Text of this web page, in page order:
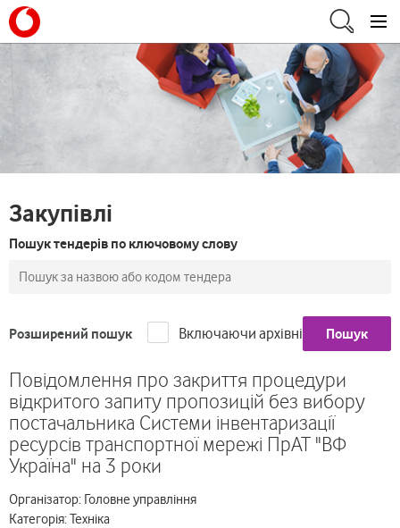
Закупівлі
Пошук тендерів по ключовому слову
Включаючи архівні Пошук
Розширений пошук
Повідомлення про закриття процедури
відкритого запиту пропозицій без вибору
постачальника Системи інвентаризації
ресурсів транспортної мережі ПрАТ "ВФ
Україна" на 3 роки
Організатор: Головне управління
Категорія: Техніка